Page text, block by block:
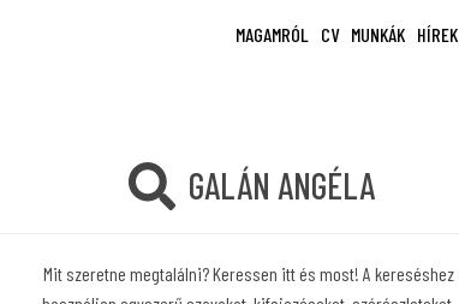
MAGAMRÓL CV MUNKÁK HÍREK
GALÁN ANGÉLA
Mit szeretne megtalálni? Keressen itt és most! A kereséshez